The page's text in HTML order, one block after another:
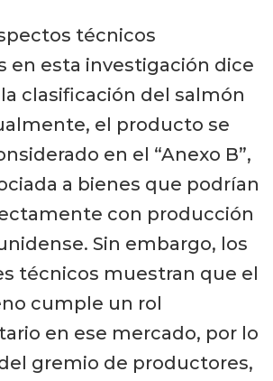
técnicos
en esta investigación dice
clasificación del salmón
el producto se
en el “Anexo B”,
a bienes que podrían
con producción
Sin embargo, los
técnicos muestran que el
cumple un rol
en ese mercado, por lo
gremio de productores,